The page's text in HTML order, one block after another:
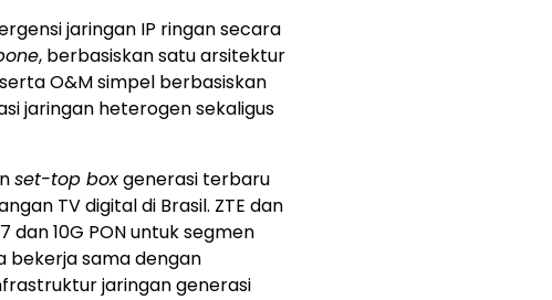
jaringan IP ringan secara
, berbasiskan satu arsitektur
O&M simpel berbasiskan
jaringan heterogen sekaligus
set-top boxgenerasi terbaru
TV digital di Brasil. ZTE dan
dan 10G PON untuk segmen
bekerja sama dengan
jaringan generasi